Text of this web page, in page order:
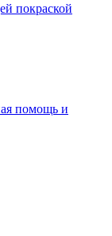
покраской
помощь и